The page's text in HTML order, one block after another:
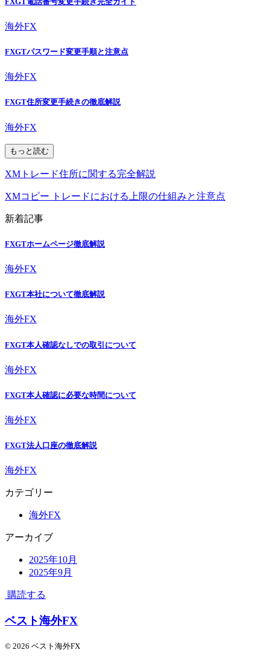
海外FX
FXGTパスワード変更手順と注意点
海外FX
FXGT住所変更手続きの徹底解説
海外FX
もっと読む
XMトレード住所に関する完全解説
XMコピー トレードにおける上限の仕組みと注意点
新着記事
FXGTホームページ徹底解説
海外FX
FXGT本社について徹底解説
海外FX
FXGT本人確認なしでの取引について
海外FX
FXGT本人確認に必要な時間について
海外FX
FXGT法人口座の徹底解説
海外FX
カテゴリー
海外FX
アーカイブ
2025年10月
2025年9月
購読する
ベスト海外FX
© 2026 ベスト海外FX